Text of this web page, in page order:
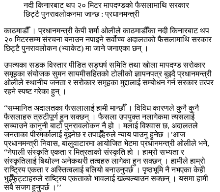
नदी किनारबाट थप २० मिटर मापदण्डको फैसलामाथि सरकार
छिट्टै पुनरावलोकनमा जान्छ : प्रधानमन्त्री
काठमाडौँ । प्रधानमन्त्री केपी शर्मा ओलीले काठमाडौँका नदी किनारबाट थप
२० मिटरसम्म संरचना बनाउन नपाइने सर्वोच्च अदालतको फैसलामाथि सरकार
छिट्टै पुनरावलोकन (भ्याकेट) मा जाने जनाएका छन् ।
उपत्यका सडक विस्तार पीडित सङ्घर्ष समिति तथा खोला मापदण्ड सरोकार
समूहका संयोजक सुमन सायमीसहितको टोलीको ज्ञापनपत्र बुझ्दै प्रधानमन्त्री
ओलीले स्थानीय जनता र सरोकार समूहका मुद्दालाई सम्बोधन गर्न सरकार तत्पर
रहने स्पष्ट गरेका हुन् ।
“सम्मानित अदालतका फैसलालाई हामी मान्छौँ । विविध कारणले कुनै कुनै
फैसलाहरु त्रुटीपूर्ण हुन सक्छन् । फैसला उपयुक्त नलागेकमा त्यसलाई
सच्याउने कानुनी बाटो पुनरावलोकन नै हो । मलाई विश्वास छ, अदालतले
जनताका पीरमर्कालाई बुझ्नेछ र तपाईँहरुले न्याय पाउनु हुनेछ ।’आज
प्रधानमन्त्री निवास, बालुवाटारमा आयोजित भेटमा प्रधानमन्त्री ओलीले भने,
“नेपाली संस्कृति एकता र मित्रताको संस्कृति हो । हाम्रो सभ्यता र
संस्कृतिलाई बिथोल्न अनेकथरी तत्वहरु लागेका हुन सक्छन् । हामीले हाम्रो
राष्ट्रिय एकता र अस्तित्वलाई बलियो बनाउनुपर्छ । पृष्ठभूमि नै नभएका केही
भुईँफुट्टाहरुले राष्ट्रिय एकताको भावलाई खल्बल्याउन सक्छन् । यसमा हामी
सबै सजग हुनुपर्छ ।’’